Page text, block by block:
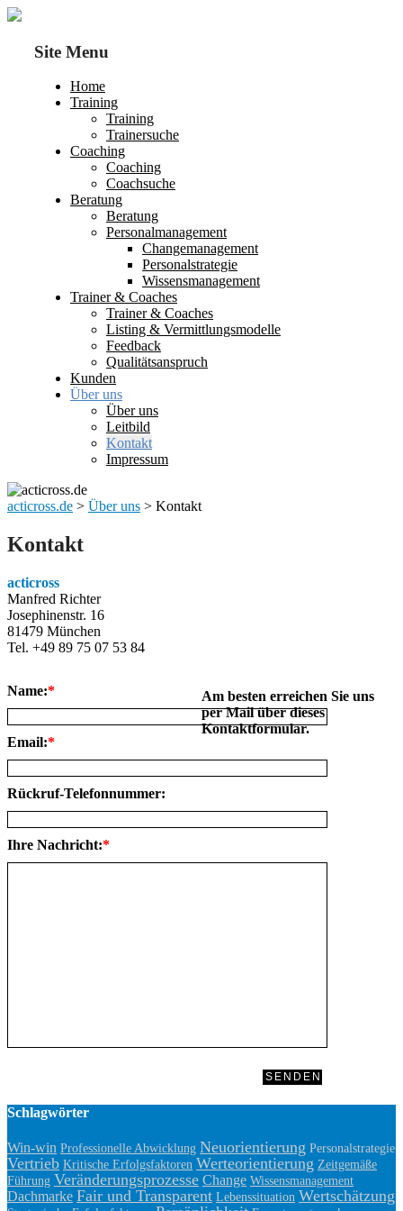
Site Menu
Home
Training
Training
Trainersuche
Coaching
Coaching
Coachsuche
Beratung
Beratung
Personalmanagement
Changemanagement
Personalstrategie
Wissensmanagement
Trainer & Coaches
Trainer & Coaches
Listing & Vermittlungsmodelle
Feedback
Qualitätsanspruch
Kunden
Über uns
Über uns
Leitbild
Kontakt
Impressum
acticross.de > Über uns > Kontakt
Kontakt
acticross
Manfred Richter
Josephinenstr. 16
81479 München
Tel. +49 89 75 07 53 84
Name:*
Email:*
Rückruf-Telefonnummer:
Ihre Nachricht:*
Am besten erreichen Sie uns
per Mail über dieses
Kontaktformular.
Schlagwörter
Win-win Professionelle Abwicklung Neuorientierung Personalstrategie
Vertrieb Kritische Erfolgsfaktoren Werteorientierung Zeitgemäße
Führung Veränderungsprozesse Change Wissensmanagement
Dachmarke Fair und Transparent Lebenssituation Wertschätzung